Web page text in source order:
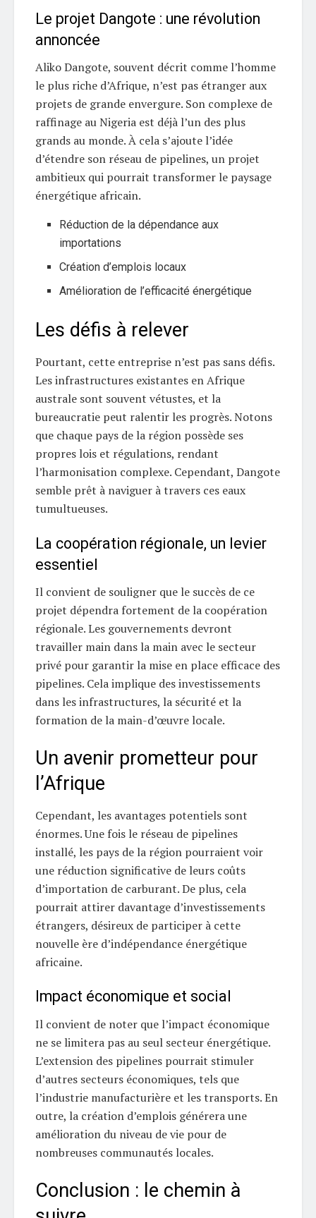
Le projet Dangote : une révolution
annoncée
Aliko Dangote, souvent décrit comme l’homme
le plus riche d’Afrique, n’est pas étranger aux
projets de grande envergure. Son complexe de
raffinage au Nigeria est déjà l’un des plus
grands au monde. À cela s’ajoute l’idée
d’étendre son réseau de pipelines, un projet
ambitieux qui pourrait transformer le paysage
énergétique africain.
Réduction de la dépendance aux
importations
Création d’emplois locaux
Amélioration de l’efficacité énergétique
Les défis à relever
Pourtant, cette entreprise n’est pas sans défis.
Les infrastructures existantes en Afrique
australe sont souvent vétustes, et la
bureaucratie peut ralentir les progrès. Notons
que chaque pays de la région possède ses
propres lois et régulations, rendant
l’harmonisation complexe. Cependant, Dangote
semble prêt à naviguer à travers ces eaux
tumultueuses.
La coopération régionale, un levier
essentiel
Il convient de souligner que le succès de ce
projet dépendra fortement de la coopération
régionale. Les gouvernements devront
travailler main dans la main avec le secteur
privé pour garantir la mise en place efficace des
pipelines. Cela implique des investissements
dans les infrastructures, la sécurité et la
formation de la main-d’œuvre locale.
Un avenir prometteur pour
l’Afrique
Cependant, les avantages potentiels sont
énormes. Une fois le réseau de pipelines
installé, les pays de la région pourraient voir
une réduction significative de leurs coûts
d’importation de carburant. De plus, cela
pourrait attirer davantage d’investissements
étrangers, désireux de participer à cette
nouvelle ère d’indépendance énergétique
africaine.
Impact économique et social
Il convient de noter que l’impact économique
ne se limitera pas au seul secteur énergétique.
L’extension des pipelines pourrait stimuler
d’autres secteurs économiques, tels que
l’industrie manufacturière et les transports. En
outre, la création d’emplois générera une
amélioration du niveau de vie pour de
nombreuses communautés locales.
Conclusion : le chemin à